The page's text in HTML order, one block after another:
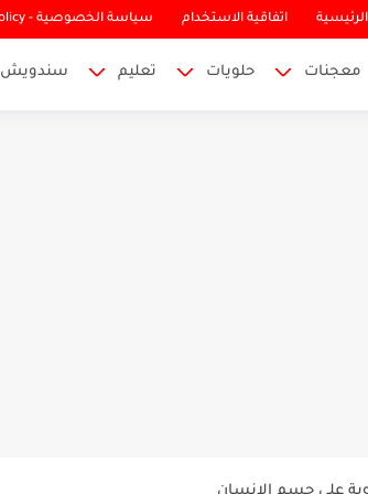
اتفاقية الاستخدام سياسة الخصوصية - Privacy Policy
معجنات حلويات تعليم سندويش